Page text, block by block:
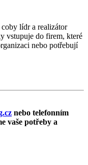
lídr a realizátor
vstupuje do firem, které
nebo potřebují
nebo telefonním
vaše potřeby a